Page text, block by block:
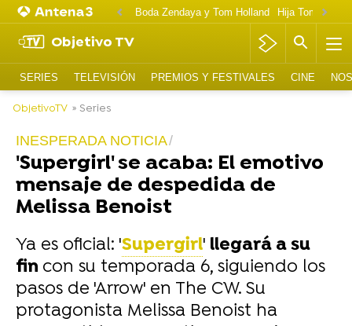
Boda Zendaya y Tom Holland Hija Tom
Objetivo TV
SERIES TELEVISIÓN PREMIOS Y FESTIVALES CINE
ObjetivoTV » Series
INESPERADA NOTICIA
'Supergirl' se acaba: El emotivo
mensaje de despedida de
Melissa Benoist
Ya es oficial: 'Supergirl' llegará a su
fin con su temporada 6, siguiendo los
pasos de 'Arrow' en The CW. Su
protagonista Melissa Benoist ha